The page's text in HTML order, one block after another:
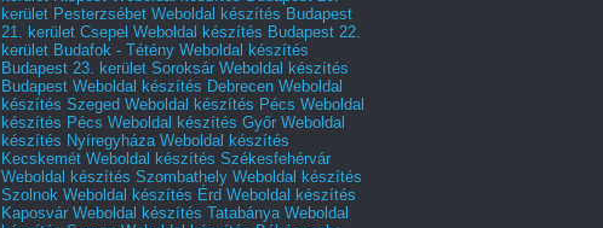
kerület Pesterzsébet Weboldal készítés Budapest
21. kerület Csepel Weboldal készítés Budapest 22.
kerület Budafok - Tétény Weboldal készítés
Budapest 23. kerület Soroksár Weboldal készítés
Budapest Weboldal készítés Debrecen Weboldal
készítés Szeged Weboldal készítés Pécs Weboldal
készítés Pécs Weboldal készítés Győr Weboldal
készítés Nyíregyháza Weboldal készítés
Kecskemét Weboldal készítés Székesfehérvár
Weboldal készítés Szombathely Weboldal készítés
Szolnok Weboldal készítés Érd Weboldal készítés
Kaposvár Weboldal készítés Tatabánya Weboldal